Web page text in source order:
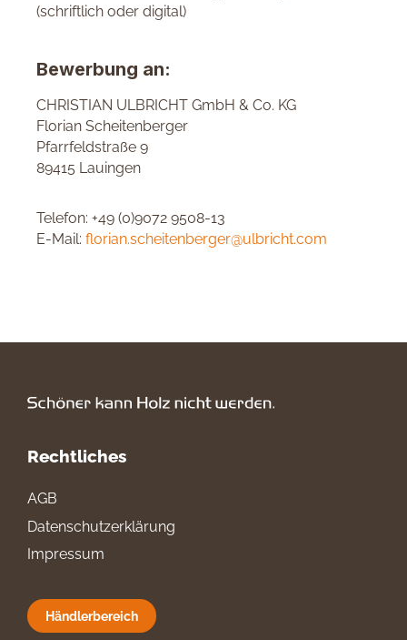
(schriftlich oder digital)
Bewerbung an:
CHRISTIAN ULBRICHT GmbH & Co. KG
Florian Scheitenberger
Pfarrfeldstraße 9
89415 Lauingen
Telefon: +49 (0)9072 9508-13
E-Mail: florian.scheitenberger@ulbricht.com
Rechtliches
AGB
Datenschutzerklärung
Impressum
Händlerbereich